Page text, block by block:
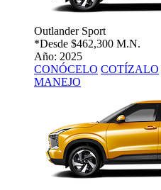
Outlander Sport
*Desde $462,300 M.N.
Año: 2025
CONÓCELO COTÍZALO
MANEJO